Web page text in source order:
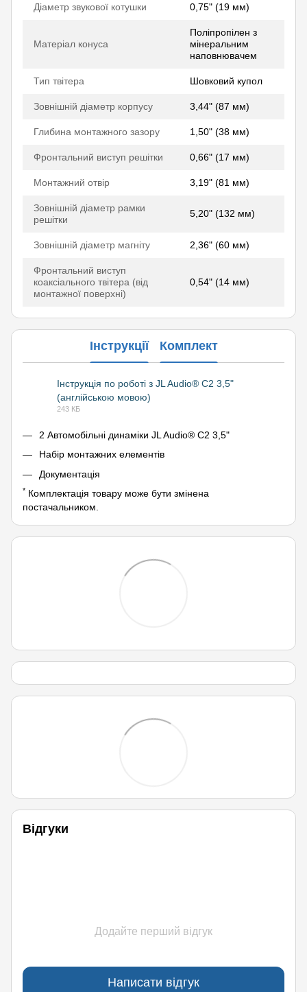
Діаметр звукової котушки 0,75" (19 мм)
Матеріал конуса
Поліпропілен з
мінеральним
наповнювачем
Тип твітера Шовковий купол
Зовнішній діаметр корпусу 3,44" (87 мм)
Глибина монтажного зазору 1,50" (38 мм)
Фронтальний виступ решітки 0,66" (17 мм)
Монтажний отвір 3,19" (81 мм)
Зовнішній діаметр рамки
решітки
5,20" (132 мм)
Зовнішній діаметр магніту 2,36" (60 мм)
Фронтальний виступ
коаксіального твітера (від
монтажної поверхні)
0,54" (14 мм)
Інструкції Комплект
Інструкція по роботі з JL Audio® C2 3,5"
(англійською мовою)
243 КБ
2 Автомобільні динаміки JL Audio® C2 3,5"
Набір монтажних елементів
Документація
* Комплектація товару може бути змінена
постачальником.
Відгуки
Додайте перший відгук
Написати відгук